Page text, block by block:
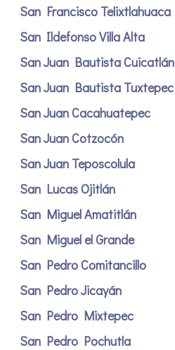
San Francisco Telixtlahuaca
San Ildefonso Villa Alta
San Juan Bautista Cuicatlán
San Juan Bautista Tuxtepec
San Juan Cacahuatepec
San Juan Cotzocón
San Juan Teposcolula
San Lucas Ojitlán
San Miguel Amatitlán
San Miguel el Grande
San Pedro Comitancillo
San Pedro Jicayán
San Pedro Mixtepec
San Pedro Pochutla